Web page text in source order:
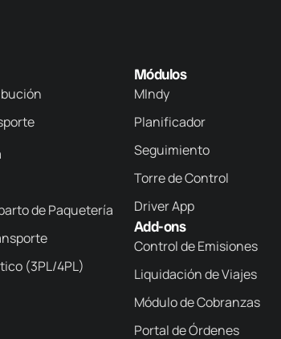
de Paquetería
(3PL/4PL)
Módulos
MIndy
Planificador
Seguimiento
Torre de Control
Driver App
Add-ons
Control de Emisiones
Liquidación de Viajes
Módulo de Cobranzas
Portal de Órdenes